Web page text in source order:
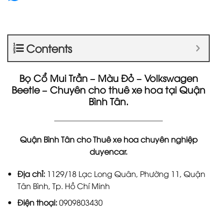
Contents
Bọ Cổ Mui Trần – Màu Đỏ – Volkswagen
Beetle – Chuyên cho thuê xe hoa tại Quận
Bình Tân.
Quận Bình Tân cho Thuê xe hoa chuyên nghiệp
duyencar.
Địa chỉ: 1129/18 Lạc Long Quân, Phường 11, Quận
Tân Bình, Tp. Hồ Chí Minh
Điện thoại:0909803430